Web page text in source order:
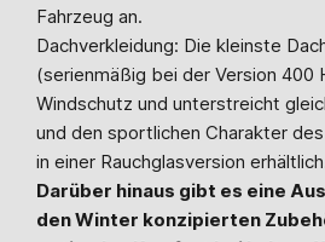
Fahrzeug an.
Dachverkleidung: Die kleinste
(serienmäßig bei der Version 400
Windschutz und unterstreicht
und den sportlichen Charakter
in einer Rauchglasversion
Darüber hinaus gibt es eine
den Winter konzipierten